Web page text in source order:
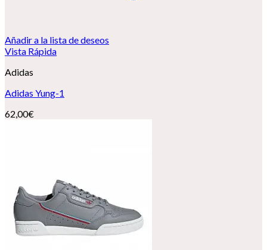
Añadir a la lista de deseos
Vista Rápida
Adidas
Adidas Yung-1
62,00€